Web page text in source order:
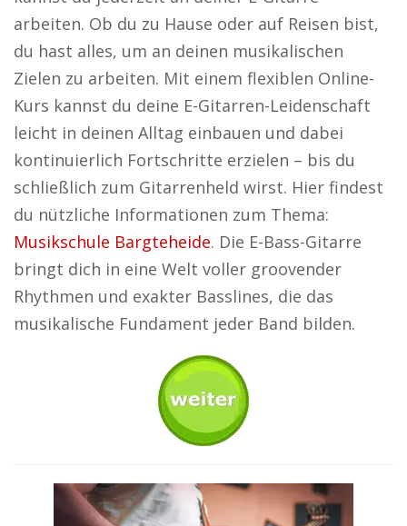
arbeiten. Ob du zu Hause oder auf Reisen bist,
du hast alles, um an deinen musikalischen
Zielen zu arbeiten. Mit einem flexiblen Online-
Kurs kannst du deine E-Gitarren-Leidenschaft
leicht in deinen Alltag einbauen und dabei
kontinuierlich Fortschritte erzielen – bis du
schließlich zum Gitarrenheld wirst. Hier findest
du nützliche Informationen zum Thema:
Musikschule Bargteheide. Die E-Bass-Gitarre
bringt dich in eine Welt voller groovender
Rhythmen und exakter Basslines, die das
musikalische Fundament jeder Band bilden.